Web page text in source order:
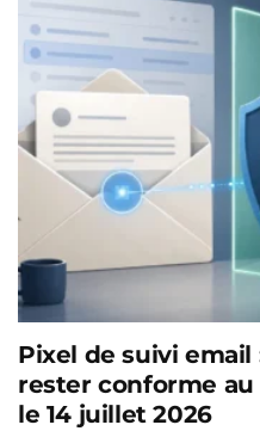
Pixel de suivi
rester conforme au
le 14 juillet 2026